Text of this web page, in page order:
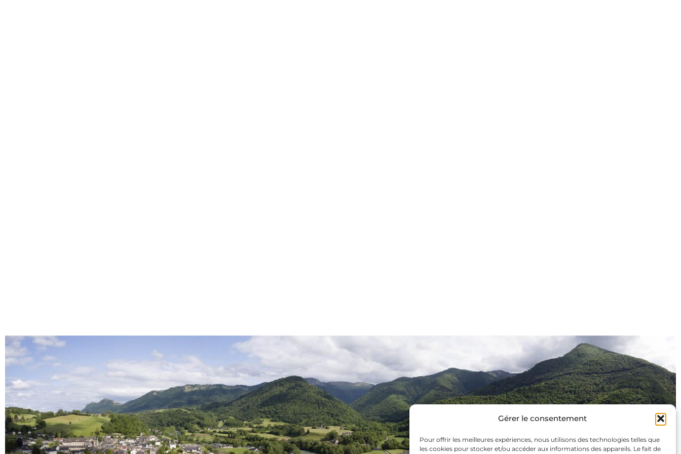
Gérer le consentement
Pour offrir les meilleures expériences, nous utilisons des technologies telles que
les cookies pour stocker et/ou accéder aux informations des appareils. Le fait de